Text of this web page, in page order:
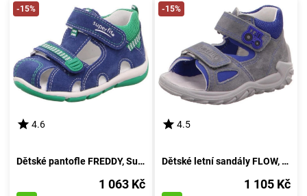
-15%
4.6
Dětské pantofle FREDDY, Superfit, 4-00140-82, azurový - velikost 22
1 063 Kč
-15%
4.5
Dětské letní sandály FLOW, Superfit, velikost 25, šedé - model 4-09011-25
1 105 Kč